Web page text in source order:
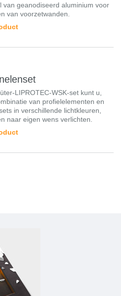
van geanodiseerd aluminium voor
van voorzetwanden.
LIPROTEC-WSK-set kunt u,
van profielelementen en
in verschillende lichtkleuren,
naar eigen wens verlichten.